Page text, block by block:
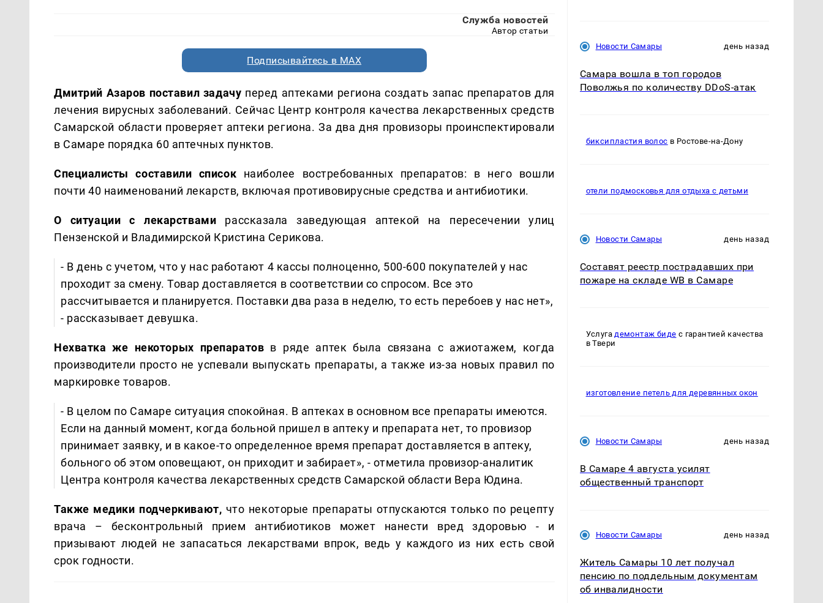
Служба новостей
Автор статьи
Подписывайтесь в MAX
Дмитрий Азаров поставил задачу перед аптеками региона создать запас препаратов для
лечения вирусных заболеваний. Сейчас Центр контроля качества лекарственных средств
Самарской области проверяет аптеки региона. За два дня провизоры проинспектировали
в Самаре порядка 60 аптечных пунктов.
Специалисты составили список наиболее востребованных препаратов: в него вошли
почти 40 наименований лекарств, включая противовирусные средства и антибиотики.
О ситуации с лекарствами рассказала заведующая аптекой на пересечении улиц
Пензенской и Владимирской Кристина Серикова.
- В день с учетом, что у нас работают 4 кассы полноценно, 500-600 покупателей у нас
проходит за смену. Товар доставляется в соответствии со спросом. Все это
рассчитывается и планируется. Поставки два раза в неделю, то есть перебоев у нас нет»,
- рассказывает девушка.
Нехватка же некоторых препаратов в ряде аптек была связана с ажиотажем, когда
производители просто не успевали выпускать препараты, а также из-за новых правил по
маркировке товаров.
- В целом по Самаре ситуация спокойная. В аптеках в основном все препараты имеются.
Если на данный момент, когда больной пришел в аптеку и препарата нет, то провизор
принимает заявку, и в какое-то определенное время препарат доставляется в аптеку,
больного об этом оповещают, он приходит и забирает», - отметила провизор-аналитик
Центра контроля качества лекарственных средств Самарской области Вера Юдина.
Также медики подчеркивают, что некоторые препараты отпускаются только по рецепту
врача – бесконтрольный прием антибиотиков может нанести вред здоровью - и
призывают людей не запасаться лекарствами впрок, ведь у каждого из них есть свой
срок годности.
Новости Самары день назад
Самара вошла в топ городов
Поволжья по количеству DDoS-атак
биксипластия волос в Ростове-на-Дону
отели подмосковья для отдыха с детьми
Новости Самары день назад
Составят реестр пострадавших при
пожаре на складе WB в Самаре
Услугадемонтаж биде с гарантией качества
в Твери
изготовление петель для деревянных окон
Новости Самары день назад
В Самаре 4 августа усилят
общественный транспорт
Новости Самары день назад
Житель Самары 10 лет получал
пенсию по поддельным документам
об инвалидности